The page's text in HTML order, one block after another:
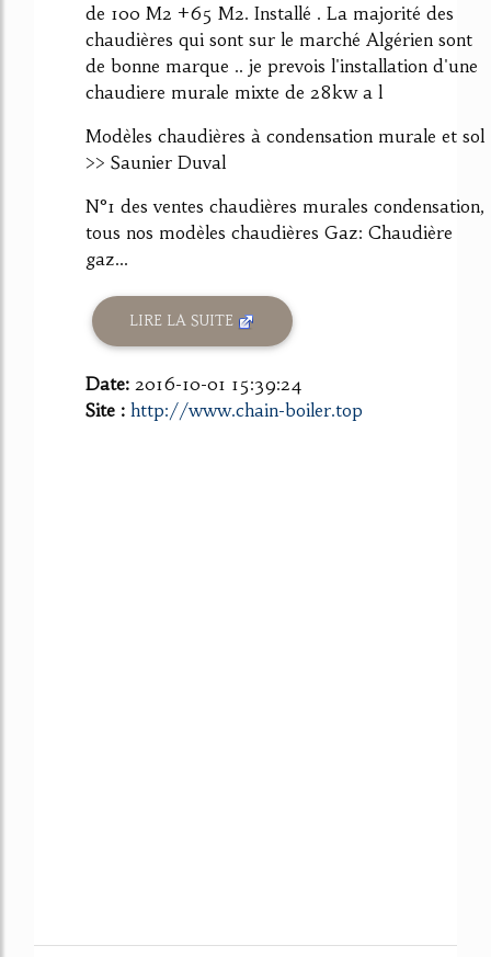
de 100 M2 +65 M2. Installé . La majorité des
chaudières qui sont sur le marché Algérien sont
de bonne marque .. je prevois l'installation d'une
chaudiere murale mixte de 28kw a l
Modèles chaudières à condensation murale et sol
>> Saunier Duval
N°1 des ventes chaudières murales condensation,
tous nos modèles chaudières Gaz: Chaudière
gaz...
LIRE LA SUITE
Date: 2016-10-01 15:39:24
Site : http://www.chain-boiler.top